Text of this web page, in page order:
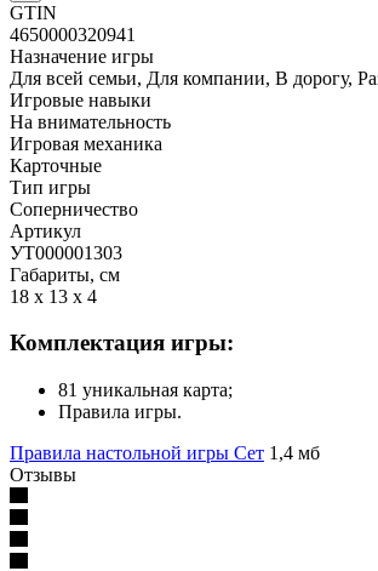
GTIN
4650000320941
Назначение игры
Для всей семьи, Для компании, В дорогу,
Игровые навыки
На внимательность
Игровая механика
Карточные
Тип игры
Соперничество
Артикул
УТ000001303
Габариты, см
18 x 13 x 4
Комплектация игры:
81 уникальная карта;
Правила игры.
Правила настольной игры Сет 1,4 мб
Отзывы